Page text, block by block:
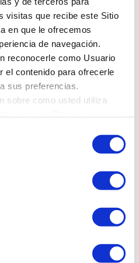
visitas que recibe este Sitio
en que le ofrecemos
de navegación.
reconocerle como Usuario
el contenido para ofrecerle
sus preferencias.
sobre como usted utiliza
8:00 a 14:00 - 15:00 a 21:00
8:00 a 14:00 - 15:00 a 21:00
8:00 a 14:00 - 15:00 a 21:00
8:00 a 14:00 - 15:00 a 21:00
8:00 a 14:00 - 15:00 a 21:00
9:00 a 14:00